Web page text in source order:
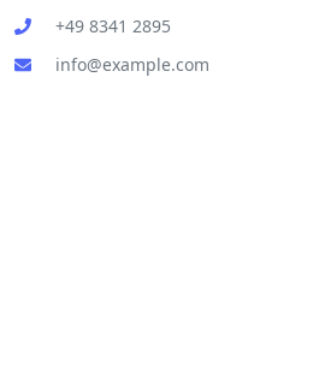
+49 8341 2895
info@example.com